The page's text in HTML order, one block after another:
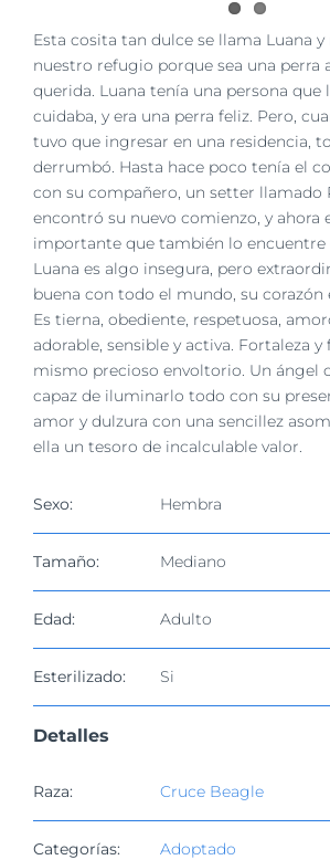
Ver
imagen
más
grande
Esta cosita tan dulce se llama Luana y
nuestro refugio porque sea una perra
querida. Luana tenía una persona que
cuidaba, y era una perra feliz. Pero,
tuvo que ingresar en una residencia,
derrumbó. Hasta hace poco tenía el
con su compañero, un setter llamado
encontró su nuevo comienzo, y ahora
importante que también lo encuentre
Luana es algo insegura, pero
buena con todo el mundo, su corazón
Es tierna, obediente, respetuosa,
adorable, sensible y activa. Fortaleza
mismo precioso envoltorio. Un ángel
capaz de iluminarlo todo con su
amor y dulzura con una sencillez
ella un tesoro de incalculable valor.
Sexo: Hembra
Tamaño: Mediano
Edad: Adulto
Esterilizado: Si
Detalles
Raza: Cruce Beagle
Categorías: Adoptado